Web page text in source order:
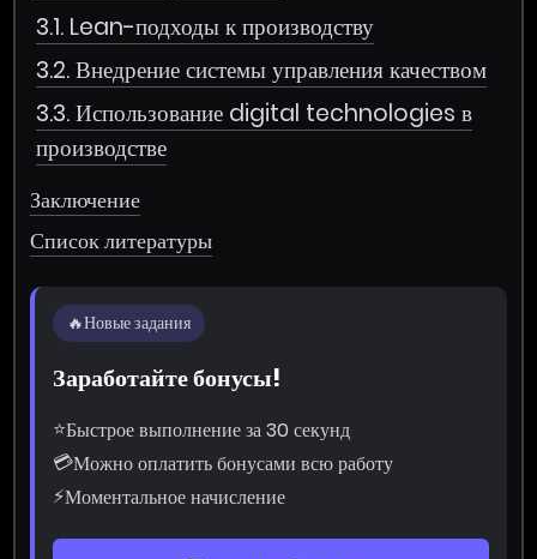
3.1. Lean-подходы к производству
3.2. Внедрение системы управления качеством
3.3. Использование digital technologies в
производстве
Заключение
Список литературы
🔥Новые задания
Заработайте бонусы!
⭐Быстрое выполнение за 30 секунд
💳Можно оплатить бонусами всю работу
⚡Моментальное начисление